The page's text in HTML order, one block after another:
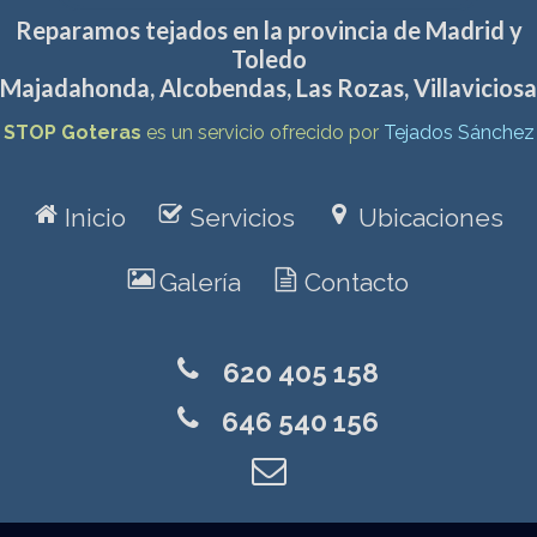
Reparamos tejados en la provincia de Madrid y
Toledo
Majadahonda,Alcobendas, Las Rozas,Villaviciosa
STOP Goteras es un servicio ofrecido por Tejados Sánchez
r Inicio f Servicios v Ubicaciones
zGalería o Contacto
0 620 405 158
0 646 540 156
l